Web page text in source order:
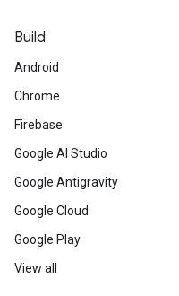
Build
Android
Chrome
Firebase
Google AI Studio
Google Antigravity
Google Cloud
Google Play
View all